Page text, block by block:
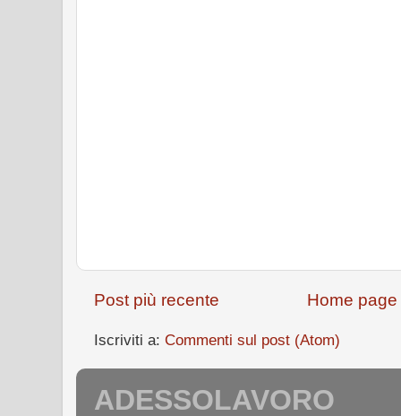
Post più recente Home page
Iscriviti a: Commenti sul post (Atom)
ADESSOLAVORO